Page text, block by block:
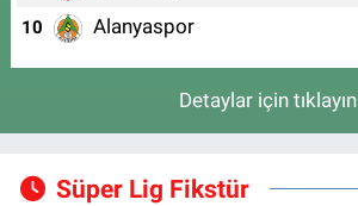
10 Alanyaspor
Detaylar için tıklayın
Süper Lig Fikstür